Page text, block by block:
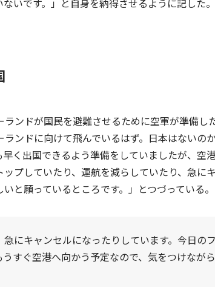
いです。」と自身を納得させるように記した。
ンドが国民を避難させるために空軍が準備し
ンドに向けて飛んでいるはず。日本はないの
く出国できるよう準備をしていましたが、空
プしていたり、運航を減らしていたり、急に
と願っているところです。」とつづっている。
にキャンセルになったりしています。今日の
うすぐ空港へ向かう予定なので、気をつけなが